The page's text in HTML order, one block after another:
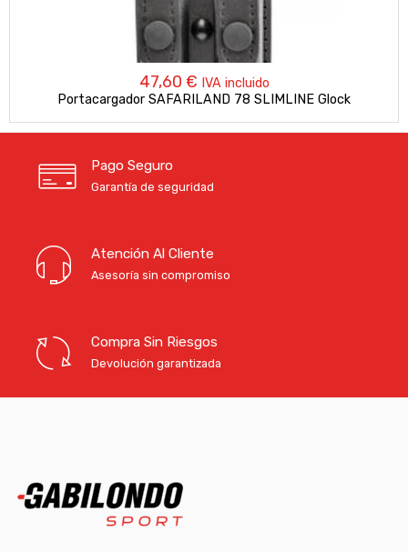
47,60 € IVA incluido
Portacargador SAFARILAND 78 SLIMLINE Glock
Pago Seguro
Garantía de seguridad
Atención Al Cliente
Asesoría sin compromiso
Compra Sin Riesgos
Devolución garantizada